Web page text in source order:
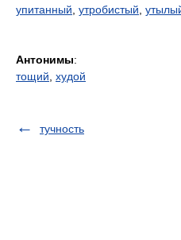
упитанный утробистый
Антонимы:
тощий худой
тучность